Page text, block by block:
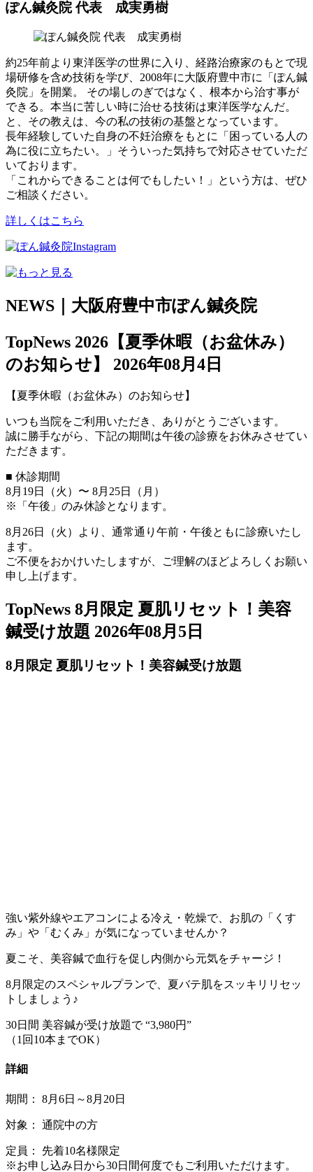
ぽん鍼灸院 代表 成実勇樹
約25年前より東洋医学の世界に入り、経路治療家のもとで現
場研修を含め技術を学び、2008年に大阪府豊中市に「ぽん鍼
灸院」を開業。 その場しのぎではなく、根本から治す事が
できる。本当に苦しい時に治せる技術は東洋医学なんだ。
と、その教えは、今の私の技術の基盤となっています。
長年経験していた自身の不妊治療をもとに「困っている人の
為に役に立ちたい。」そういった気持ちで対応させていただ
いております。
「これからできることは何でもしたい！」という方は、ぜひ
ご相談ください。
詳しくはこちら
NEWS｜大阪府豊中市ぽん鍼灸院
TopNews 2026【夏季休暇（お盆休み）
のお知らせ】
2026年08月4日
【夏季休暇（お盆休み）のお知らせ】
いつも当院をご利用いただき、ありがとうございます。
誠に勝手ながら、下記の期間は午後の診療をお休みさせてい
ただきます。
■ 休診期間
8月19日（火）〜 8月25日（月）
※「午後」のみ休診となります。
8月26日（火）より、通常通り午前・午後ともに診療いたし
ます。
ご不便をおかけいたしますが、ご理解のほどよろしくお願い
申し上げます。
TopNews 8月限定 夏肌リセット！美容
鍼受け放題 2026年08月5日
8月限定 夏肌リセット！美容鍼受け放題
強い紫外線やエアコンによる冷え・乾燥で、お肌の「くす
み」や「むくみ」が気になっていませんか？
夏こそ、美容鍼で血行を促し内側から元気をチャージ！
8月限定のスペシャルプランで、夏バテ肌をスッキリリセッ
トしましょう♪
30日間 美容鍼が受け放題で “3,980円”
（1回10本までOK）
詳細
期間： 8月6日～8月20日
対象： 通院中の方
定員： 先着10名様限定
※お申し込み日から30日間何度でもご利用いただけます。